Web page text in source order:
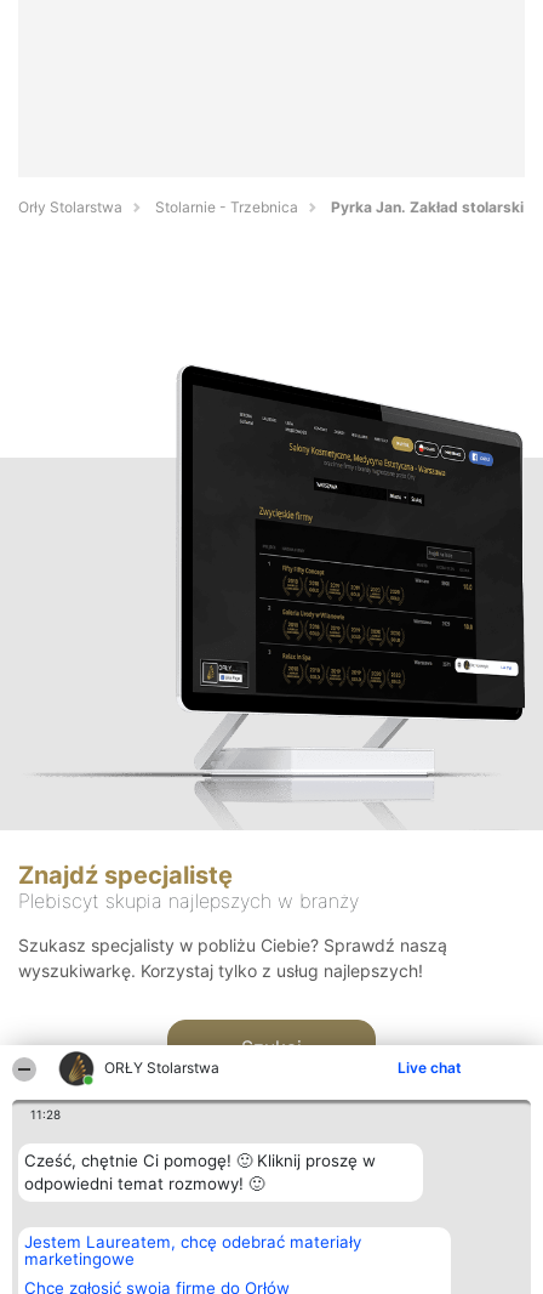
ORŁY Stolarstwa Live chat
11:28
Cześć, chętnie Ci pomogę! 🙂 Kliknij proszę w
odpowiedni temat rozmowy! 🙂
Jestem Laureatem, chcę odebrać materiały
marketingowe
Chcę zgłosić swoją firmę do Orłów
Orły Stolarstwa Stolarnie - Trzebnica Pyrka Jan. Zakład stolarski
Znajdź specjalistę
Plebiscyt skupia najlepszych w branży
Szukasz specjalisty w pobliżu Ciebie? Sprawdź naszą
wyszukiwarkę. Korzystaj tylko z usług najlepszych!
Szukaj
Organizator plebiscytu
Bright Side Solutions sp. z o.
o. sp. k.
ul. Ruska 22
Plebiscyt
Laureaci
wszystkich
Kontakt
Kontakt